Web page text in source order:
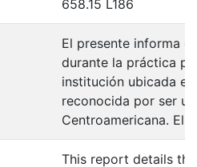
658.15 L186
El presente informa
durante la práctica
institución ubicada
reconocida por ser
Centroamericana. El
This report details